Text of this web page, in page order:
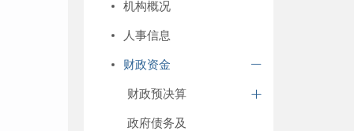
机构概况
人事信息
财政资金
财政预决算
政府债务及